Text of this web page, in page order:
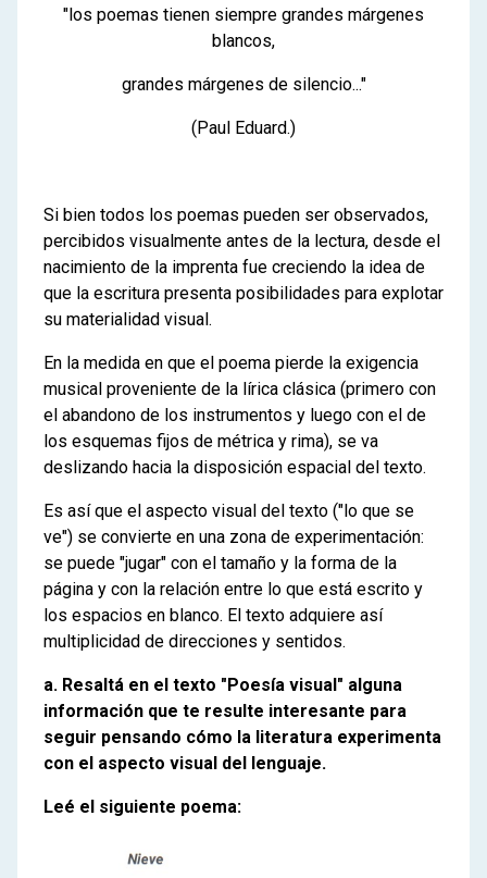
"los poemas tienen siempre grandes márgenes
blancos,
grandes márgenes de silencio..."
(Paul Eduard.)
Si bien todos los poemas pueden ser observados,
percibidos visualmente antes de la lectura, desde el
nacimiento de la imprenta fue creciendo la idea de
que la escritura presenta posibilidades para explotar
su materialidad visual.
En la medida en que el poema pierde la exigencia
musical proveniente de la lírica clásica (primero con
el abandono de los instrumentos y luego con el de
los esquemas fijos de métrica y rima), se va
deslizando hacia la disposición espacial del texto.
Es así que el aspecto visual del texto ("lo que se
ve") se convierte en una zona de experimentación:
se puede "jugar" con el tamaño y la forma de la
página y con la relación entre lo que está escrito y
los espacios en blanco. El texto adquiere así
multiplicidad de direcciones y sentidos.
a. Resaltá en el texto "Poesía visual" alguna
información que te resulte interesante para
seguir pensando cómo la literatura experimenta
con el aspecto visual del lenguaje.
Leé el siguiente poema: